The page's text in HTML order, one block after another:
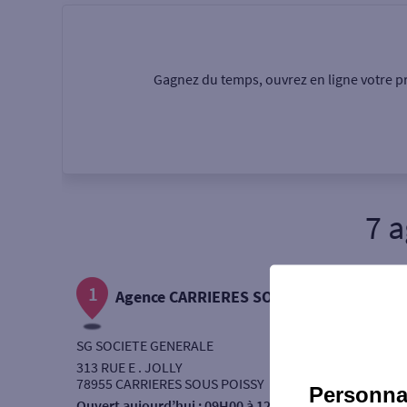
Autour de moi
Gagnez du temps, ouvrez en ligne votre
7
1 Agence CARRIERES SOUS POISSY
SG SOCIETE GENERALE
313 RUE E . JOLLY
78955 CARRIERES SOUS POISSY